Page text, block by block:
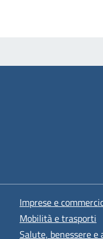
Imprese e
Mobilità e trasporti
Salute, benessere e